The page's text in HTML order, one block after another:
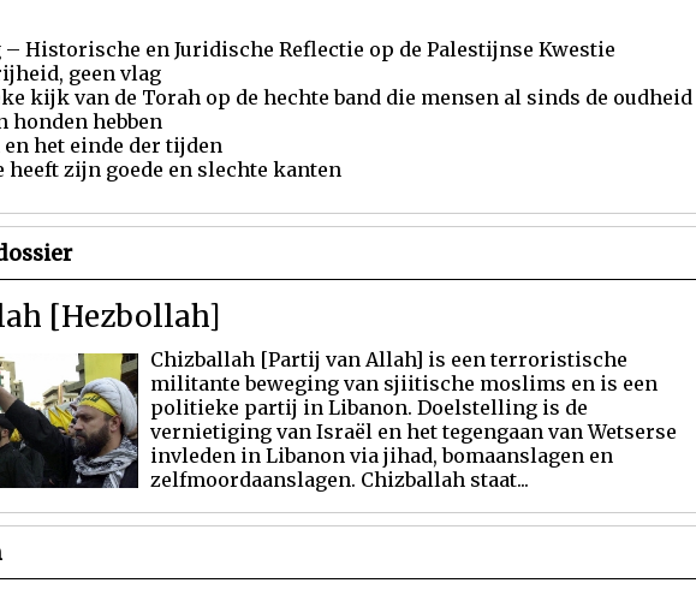
– Historische en Juridische Reflectie op de Palestijnse Kwestie
geen vlag
kijk van de Torah op de hechte band die mensen al sinds de oudheid
honden hebben
en het einde der tijden
heeft zijn goede en slechte kanten
[Hezbollah]
Chizballah [Partij van Allah] is een terroristische
militante beweging van sjiitische moslims en is een
politieke partij in Libanon. Doelstelling is de
vernietiging van Israël en het tegengaan van Wetserse
invleden in Libanon via jihad, bomaanslagen en
zelfmoordaanslagen. Chizballah staat...